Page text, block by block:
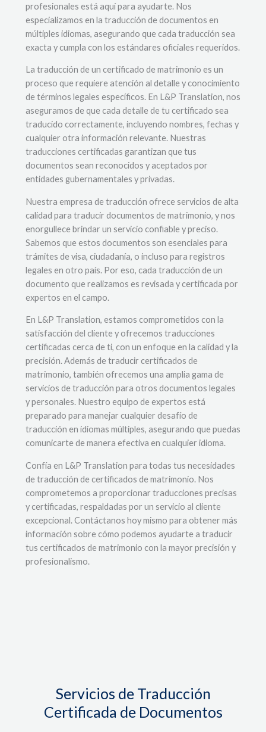
profesionales está aquí para ayudarte. Nos
especializamos en la traducción de documentos en
múltiples idiomas, asegurando que cada traducción sea
exacta y cumpla con los estándares oficiales requeridos.
La traducción de un certificado de matrimonio es un
proceso que requiere atención al detalle y conocimiento
de términos legales específicos. En L&P Translation, nos
aseguramos de que cada detalle de tu certificado sea
traducido correctamente, incluyendo nombres, fechas y
cualquier otra información relevante. Nuestras
traducciones certificadas garantizan que tus
documentos sean reconocidos y aceptados por
entidades gubernamentales y privadas.
Nuestra empresa de traducción ofrece servicios de alta
calidad para traducir documentos de matrimonio, y nos
enorgullece brindar un servicio confiable y preciso.
Sabemos que estos documentos son esenciales para
trámites de visa, ciudadanía, o incluso para registros
legales en otro país. Por eso, cada traducción de un
documento que realizamos es revisada y certificada por
expertos en el campo.
En L&P Translation, estamos comprometidos con la
satisfacción del cliente y ofrecemos traducciones
certificadas cerca de ti, con un enfoque en la calidad y la
precisión. Además de traducir certificados de
matrimonio, también ofrecemos una amplia gama de
servicios de traducción para otros documentos legales
y personales. Nuestro equipo de expertos está
preparado para manejar cualquier desafío de
traducción en idiomas múltiples, asegurando que puedas
comunicarte de manera efectiva en cualquier idioma.
Confía en L&P Translation para todas tus necesidades
de traducción de certificados de matrimonio. Nos
comprometemos a proporcionar traducciones precisas
y certificadas, respaldadas por un servicio al cliente
excepcional. Contáctanos hoy mismo para obtener más
información sobre cómo podemos ayudarte a traducir
tus certificados de matrimonio con la mayor precisión y
profesionalismo.
Servicios de Traducción
Certificada de Documentos